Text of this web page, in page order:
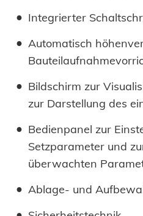
Integrierter
Automatisch
Bildschirm zur
zur Darstellung des
Bedienpanel zur
Setzparameter und
überwachten
Ablage- und